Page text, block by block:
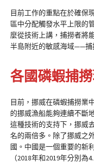
目前工作的重點在於確保
區中分配觸發水平上限的
麼從技術上講，捕撈者將
半島附近的敏感海域——捕
各國磷蝦捕
目前，挪威在磷蝦捕撈業
的挪威漁船能夠連續不斷
這種技術的支持下，挪威
名的兩倍多。除了挪威之
國。中國是一個重要的新
（2018年和2019年分別為